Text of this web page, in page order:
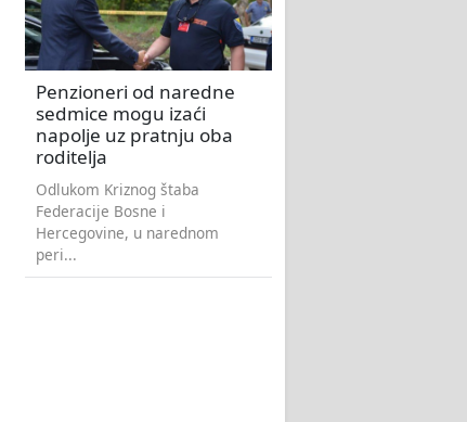
Penzioneri od naredne
sedmice mogu izaći
napolje uz pratnju oba
roditelja
Odlukom Kriznog štaba
Federacije Bosne i
Hercegovine, u narednom
peri...